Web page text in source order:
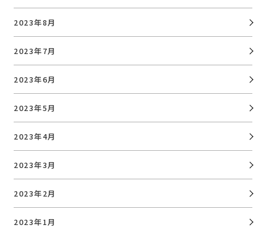
2023年8月
2023年7月
2023年6月
2023年5月
2023年4月
2023年3月
2023年2月
2023年1月